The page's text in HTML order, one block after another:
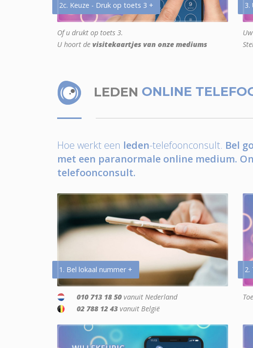
2c. Keuze - Druk op toets 3 +
Of u drukt op toets 3.
U hoort de visitekaartjes van onze mediums
3.
LEDEN ONLINE
Hoe werkt een leden-telefoonconsult. Bel
met een paranormale online medium.
telefoonconsult.
1. Bel lokaal nummer +
010 713 18 50 vanuit Nederland
02 788 12 43 vanuit België
2.